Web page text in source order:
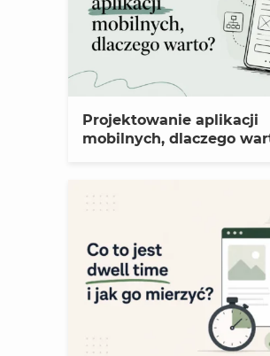
Projektowanie aplikacji
mobilnych, dlaczego